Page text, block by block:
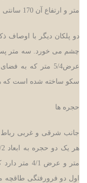
متر و ارتفاع آن 170 سانتی متر است.
دو پلکان دیگر با اوصاف
عرض5/4 متر که
سکو ساخته شده است که
حجره ها
جانب شرقی و غربی
هر یک دو حجره به ابعاد 5/2
متر و عرض